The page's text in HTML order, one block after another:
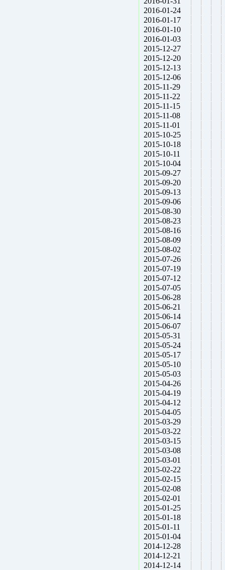
2016-01-24
2016-01-17
2016-01-10
2016-01-03
2015-12-27
2015-12-20
2015-12-13
2015-12-06
2015-11-29
2015-11-22
2015-11-15
2015-11-08
2015-11-01
2015-10-25
2015-10-18
2015-10-11
2015-10-04
2015-09-27
2015-09-20
2015-09-13
2015-09-06
2015-08-30
2015-08-23
2015-08-16
2015-08-09
2015-08-02
2015-07-26
2015-07-19
2015-07-12
2015-07-05
2015-06-28
2015-06-21
2015-06-14
2015-06-07
2015-05-31
2015-05-24
2015-05-17
2015-05-10
2015-05-03
2015-04-26
2015-04-19
2015-04-12
2015-04-05
2015-03-29
2015-03-22
2015-03-15
2015-03-08
2015-03-01
2015-02-22
2015-02-15
2015-02-08
2015-02-01
2015-01-25
2015-01-18
2015-01-11
2015-01-04
2014-12-28
2014-12-21
2014-12-14